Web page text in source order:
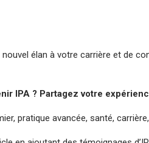
nouvel élan à votre carrière et de
IPA ? Partagez votre
pratique avancée, santé,